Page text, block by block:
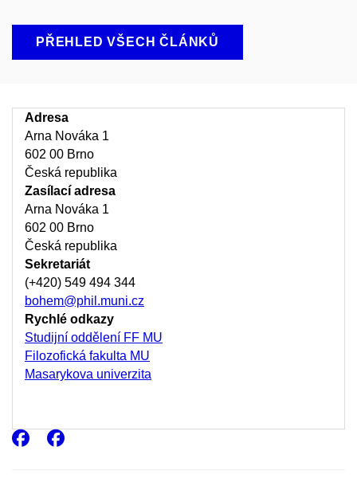
PŘEHLED VŠECH ČLÁNKŮ
Adresa
Arna Nováka 1
602 00 Brno
Česká republika
Zasílací adresa
Arna Nováka 1
602 00 Brno
Česká republika
Sekretariát
(+420) 549 494 344
bohem@phil.muni.cz
Rychlé odkazy
Studijní oddělení FF MU
Filozofická fakulta MU
Masarykova univerzita
Facebook
Facebook